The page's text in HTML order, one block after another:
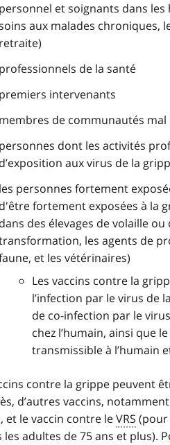
personnel et soignants dans
aux malades chroniques,
retraite)
professionnels de la santé
premiers intervenants
membres de communautés mal
personnes dont les activités
d’exposition aux virus de la
les personnes fortement
d'être fortement exposées à la
dans des élevages de volaille
les agents de
et les vétérinaires)
Les vaccins contre la
l’infection par le virus de
de co-infection par le
chez l’humain, ainsi que
transmissible à l’humain
contre la grippe peuvent
d’autres vaccins,
et le vaccin contre leVRS (pour
les adultes de 75 ans et plus).